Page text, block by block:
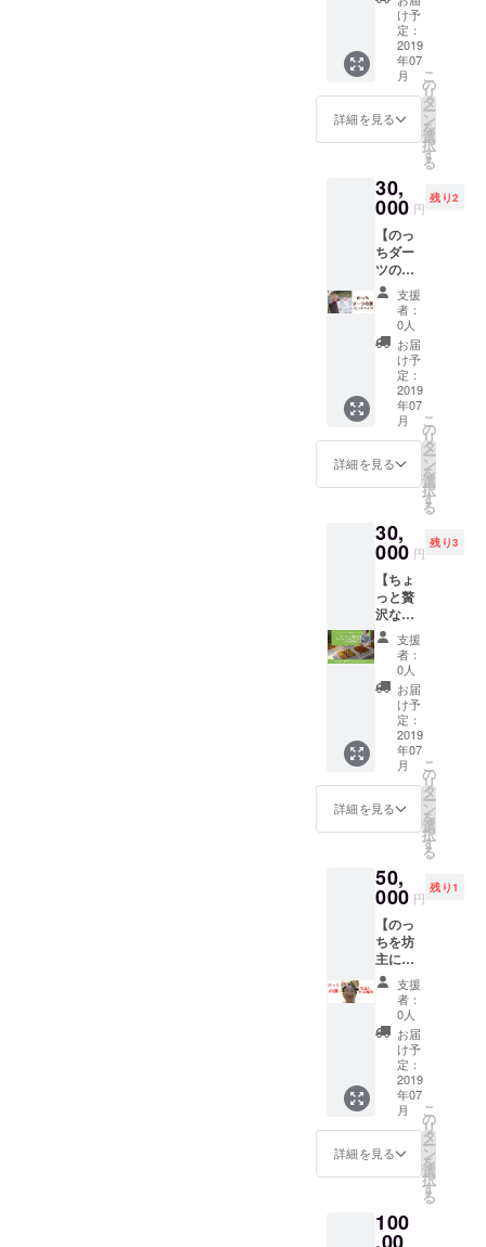
ができ
ます。
・よく
しゃべ
るので
勉強中
のラジ
できま
す。 ・
全般 ※
注意点
・交通
費は大
阪以外
の場合
別途費
用がか
かって
きます
・精巧
な人工
搭載さ
れてる
断した
場合機
能停止
もしく
は相談
をなげ
かける
ことが
ござい
ます。
時期は
クラウ
ドファ
ンディ
ング終
メール
にてご
ただき
日程調
整をさ
せてい
ただき
ます。
よろし
くお願
いいた
しま
す。
生いた
しま
す。
日】 名
の通り
レンタ
ルキッ
チンス
ペース
利用 5
時間×2
日の割
ターン
です
（定価
50000
円） 使
用期
限：
2019.7.
2020.7.
7まで ※
各レン
タル５
時間以
降は追
加料金
が発生
け予
定：
2019
年07
月
詳細を見る
こ
の
リ
タ
ー
ン
を
選
択
す
る
30,
000 円
残り2
【のっ
ちダー
ツの
旅】 ク
ラウド
ファン
ディン
グ終了
後場所
と日程
を調整
し、 ク
ラウド
ファン
ディン
グ購入
日本地
図に
ダーツ
をして
頂きま
す。 そ
の刺
さった
場所に
ヒッチ
ハイ
ク、歩
きで目
指しま
す。 状
況を実
況、連
終わり
次第写
真や記
録をま
とめた
もの現
地の日
本酒を
お届け
しま
す。
支援
者：
0人
お届
け予
定：
2019
年07
月
詳細を見る
こ
の
リ
タ
ー
ン
を
選
択
す
る
30,
000 円
残り3
【ちょ
っと贅
沢な時
間に！
パー
ティで
喜ばれ
るパー
ティ
フード
を作り
ます！
（10名
様
分）】
「女子
たいけ
ど、料
理を作
るのは
面倒く
さい…
でも居
酒屋は
落ち着
かない
し…」
「子ど
もがい
るから
普通の
店はい
けない
ママ友
たちと
支援
者：
0人
お届
け予
定：
2019
年07
月
詳細を見る
こ
の
リ
タ
ー
ン
を
選
択
す
る
50,
000 円
残り1
【のっ
ちを坊
主にす
る権
利】 僕
の頭を
バリカ
ンで場
所を選
ばずバ
リカン
で刈れ
る権利
です笑
※大阪府
以外は
が別途
必要で
支援
者：
0人
お届
け予
定：
2019
年07
月
詳細を見る
こ
の
リ
タ
ー
ン
を
選
択
す
る
100
,00